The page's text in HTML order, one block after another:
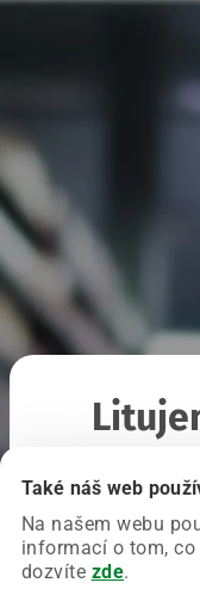
Také náš web
Na našem webu
informací o tom,
dozvíte zde.
Chyba nastala
Zkuste prosím